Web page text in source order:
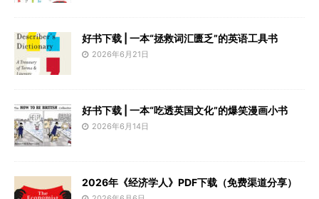
好书下载 | 一本“拯救词汇匮乏”的英语工具书
2026年6月21日
好书下载 | 一本“吃透英国文化”的爆笑漫画小书
2026年6月14日
2026年《经济学人》PDF下载（免费渠道分享）